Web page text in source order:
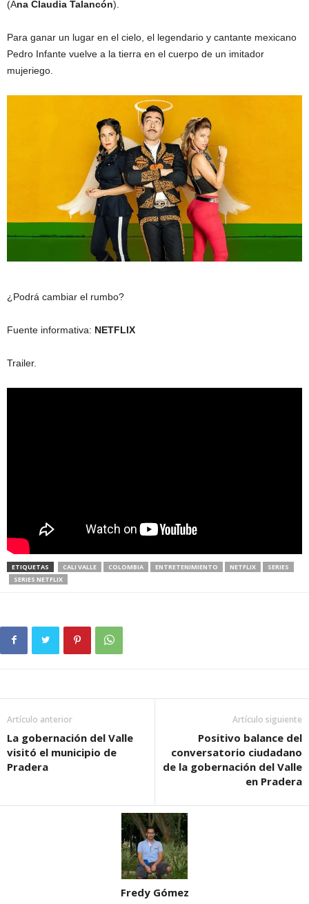
(Ana Claudia Talancón).
Para ganar un lugar en el cielo, el legendario y cantante mexicano
Pedro Infante vuelve a la tierra en el cuerpo de un imitador
mujeriego.
¿Podrá cambiar el rumbo?
Fuente informativa: NETFLIX
Trailer.
ETIQUETAS CALI VALLE COLOMBIA ENTRETENIMIENTO NETFLIX
SERIES
SERIES NETFLIX
Artículo anterior
La gobernación del Valle
visitó el municipio de
Pradera
Artículo siguiente
Positivo balance del
conversatorio ciudadano
de la gobernación del Valle
en Pradera
Fredy Gómez